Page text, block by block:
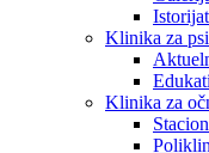
Klinika za
Klinika za